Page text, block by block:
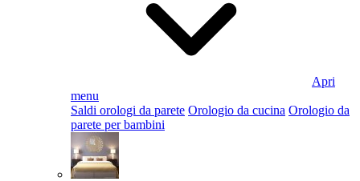
Apri
menu
Saldi orologi da parete Orologio da cucina Orologio da
parete per bambini